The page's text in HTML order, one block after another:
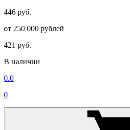
446 руб.
от 250 000 рублей
421 руб.
В наличии
0.0
0